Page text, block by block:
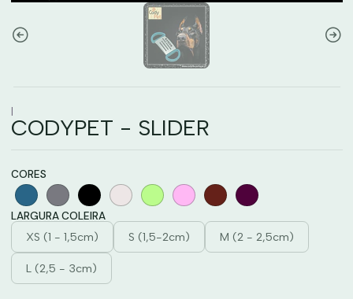
|
CODYPET - SLIDER
CORES
LARGURA COLEIRA
XS (1 - 1,5cm) S (1,5-2cm) M (2 - 2,5cm)
L (2,5 - 3cm)